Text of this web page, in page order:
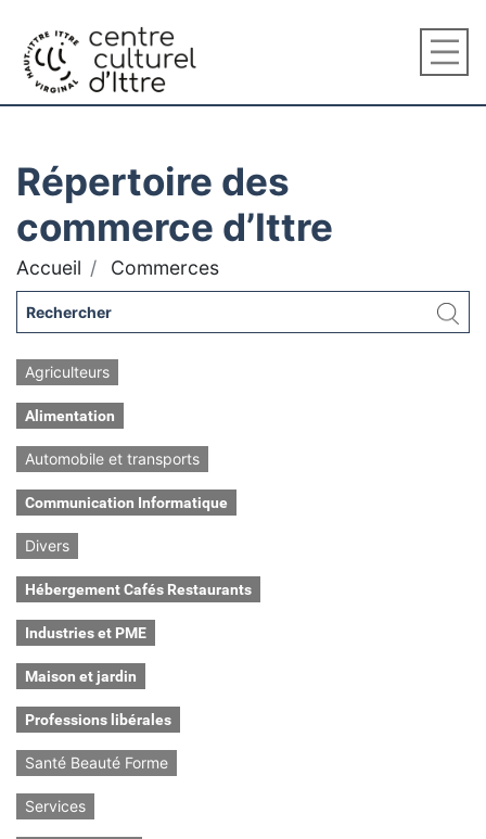
Répertoire des
commerce d’Ittre
Accueil Commerces
Agriculteurs
Alimentation
Automobile et transports
Communication Informatique
Divers
Hébergement Cafés Restaurants
Industries et PME
Maison et jardin
Professions libérales
Santé Beauté Forme
Services